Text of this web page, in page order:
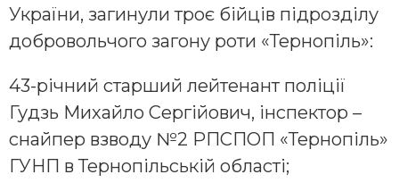
України, загинули троє бійців підрозділу
добровольчого загону роти «Тернопіль»:
43-річний старший лейтенант поліції
Гудзь Михайло Сергійович, інспектор –
снайпер взводу №2 РПСПОП «Тернопіль»
ГУНП в Тернопільській області;